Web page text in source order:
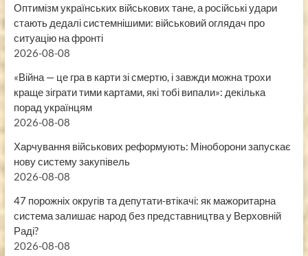
Оптимізм українських військових тане, а російські удари
стають дедалі системнішими: військовий оглядач про
ситуацію на фронті
2026-08-08
«Війна — це гра в карти зі смертю, і завжди можна трохи
краще зіграти тими картами, які тобі випали»: декілька
порад українцям
2026-08-08
Харчування військових реформують: Міноборони запускає
нову систему закупівель
2026-08-08
47 порожніх округів та депутати-втікачі: як мажоритарна
система залишає народ без представництва у Верховній
Раді?
2026-08-08